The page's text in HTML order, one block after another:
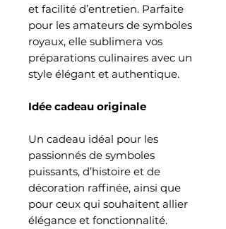
et facilité d’entretien. Parfaite
pour les amateurs de symboles
royaux, elle sublimera vos
préparations culinaires avec un
style élégant et authentique.
Idée cadeau originale
Un cadeau idéal pour les
passionnés de symboles
puissants, d’histoire et de
décoration raffinée, ainsi que
pour ceux qui souhaitent allier
élégance et fonctionnalité.